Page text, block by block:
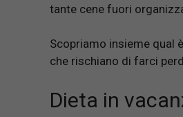
tante cene fuori
Scopriamo insieme qual
che rischiano di farci
Dieta in